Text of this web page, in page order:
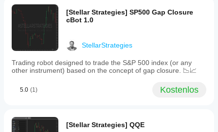
including
Forex,
indices,
commodities,
stocks,
cryptocurrencies
with
as
GBPUSD,
NAS100,
[Stellar Strategies] SP500 Gap Closure
cBot 1.0
StellarStrategies
Trading robot designed to trade the S&P 500 index (or any
other instrument) based on the concept of gap closure. 📉📈
5.0 (1) Kostenlos
[Stellar Strategies] QQE